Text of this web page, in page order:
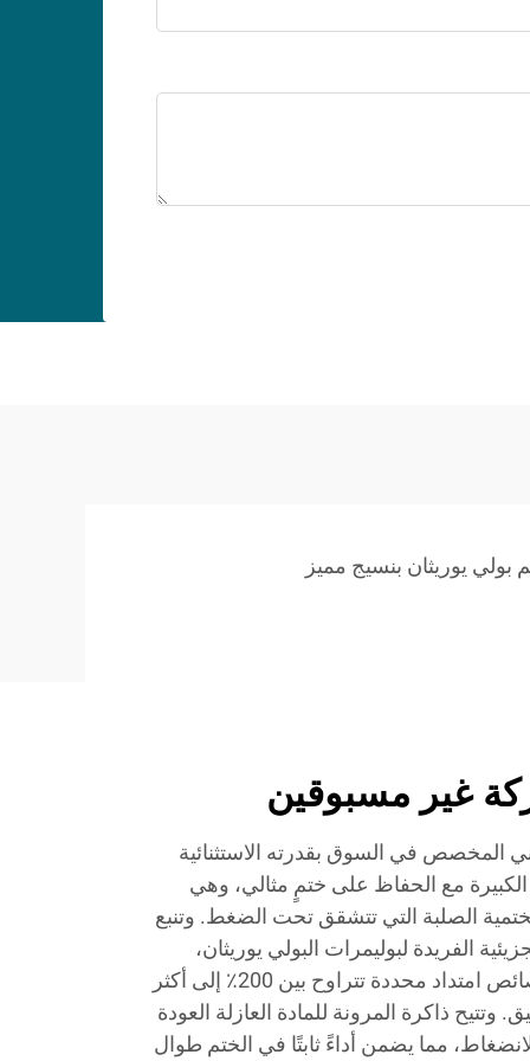
بولي يوريثان بنسيج مميز
غير مسبوقين
المخصص في السوق بقدرته الاستثنائية
مع الحفاظ على ختمٍ مثالي، وهي
الصلبة التي تتشقق تحت الضغط. وتنبع
الفريدة لبوليمرات البولي يوريثان،
والتي يمكن هندستها لتحقيق خصائص امتداد محددة تتراوح بين 200٪ إلى أكثر
وتتيح ذاكرة المرونة للمادة العازلة العودة
مما يضمن أداءً ثابتًا في الختم طوال